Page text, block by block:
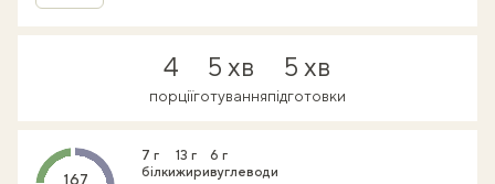
4
порції
5 хв
готування
5 хв
підготовки
167
7 г
білки
13 г
жири
6 г
вуглеводи